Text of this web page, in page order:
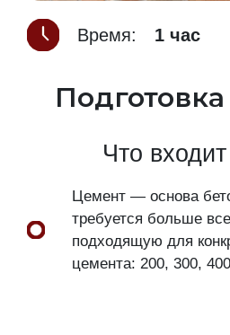
Время: 1 час
Что
Цемент — основа
требуется больше
подходящую для
цемента: 200, 300,